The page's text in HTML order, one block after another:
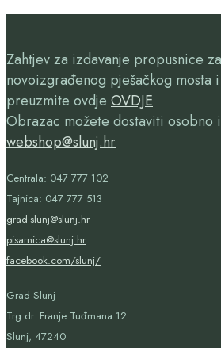
Zahtjev za izdavanje propusnice
novoizgrađenog pješačkog mosta
preuzmite ovdje OVDJE
Obrazac možete dostaviti osobno
webshop@slunj.hr
Centrala: 047 777 102
Tajnica: 047 777 513
grad-slunj@slunj.hr
pisarnica@slunj.hr
facebook.com/slunj/
Grad Slunj
Trg dr. Franje Tuđmana 12
Slunj, 47240